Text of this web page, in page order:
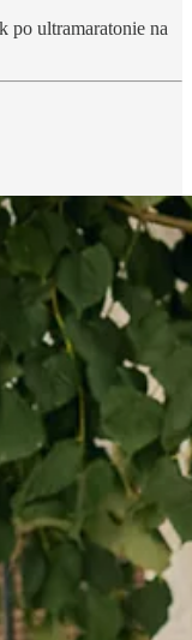
ultramaratonie na